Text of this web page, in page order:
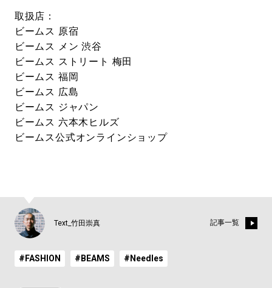
取扱店：
ビームス 原宿
ビームス メン 渋谷
ビームス ストリート 梅田
ビームス 福岡
ビームス 広島
ビームス ジャパン
ビームス 六本木ヒルズ
ビームス公式オンラインショップ
Text_竹田崇真 記事一覧
#FASHION #BEAMS #Needles